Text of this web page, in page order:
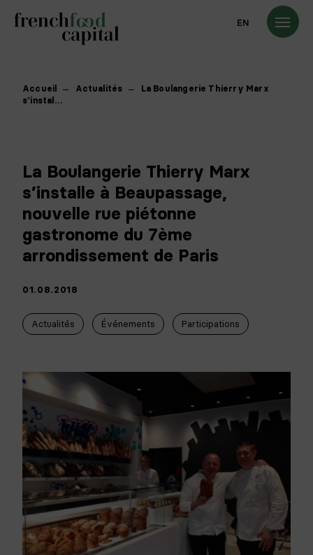
EN
Accueil Actualités
La Boulangerie Thierry Marx
s’instal…
La Boulangerie Thierry Marx
s’installe à Beaupassage,
nouvelle rue piétonne
gastronome du 7ème
arrondissement de Paris
01.08.2018
Actualités Événements Participations